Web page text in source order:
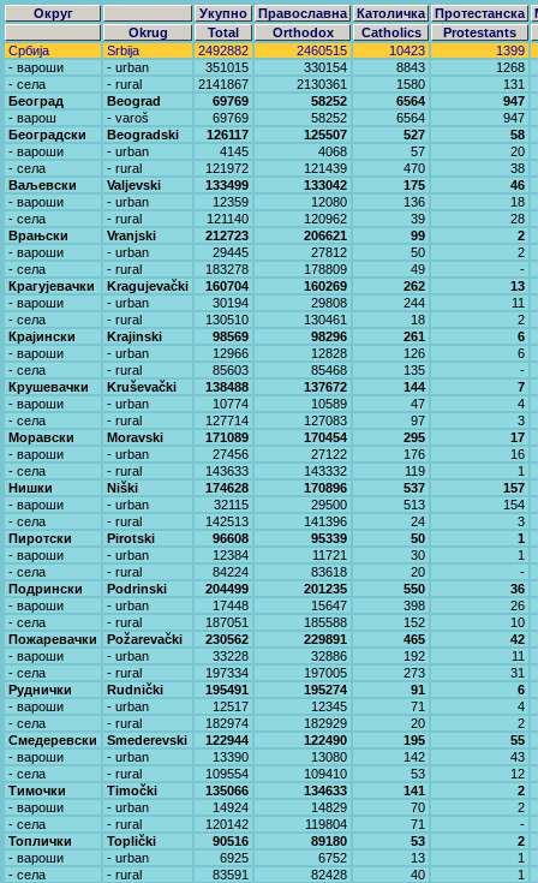
Округ Укупно Православна Католичка Протестанска
Okrug
Total Orthodox Catholics
Protestants
Србија
Srbija 2492882 2460515 10423
1399
- вароши
- urban 351015 330154 8843
1268
- села
- rural 2141867 2130361 1580
131
Београд
Beograd 69769 58252 6564
947
- варош
- varoš 69769 58252 6564
947
Београдски
Beogradski 126117 125507 527
58
- вароши
- urban 4145 4068 57
20
- села
- rural 121972 121439 470
38
Ваљевски
Valjevski 133499 133042 175
46
- вароши
- urban 12359 12080 136
18
- села
- rural 121140 120962 39
28
Врањски
Vranjski 212723 206621 99
2
- вароши
- urban 29445 27812 50
2
- села
- rural 183278 178809 49
-
Крагујевачки
Kragujevački 160704 160269 262
13
- вароши
- urban 30194 29808 244
11
- села
- rural 130510 130461 18
2
Крајински
Krajinski 98569 98296 261
6
- вароши
- urban 12966 12828 126
6
- села
- rural 85603 85468 135
-
Крушевачки
Kruševački 138488 137672 144
7
- вароши
- urban 10774 10589 47
4
- села
- rural 127714 127083 97
3
Моравски
Moravski 171089 170454 295
17
- вароши
- urban 27456 27122 176
16
- села
- rural 143633 143332 119
1
Нишки
Niški 174628 170896 537
157
- вароши
- urban 32115 29500 513
154
- села
- rural 142513 141396 24
3
Пиротски
Pirotski 96608 95339 50
1
- вароши
- urban 12384 11721 30
1
- села
- rural 84224 83618 20
-
Подрински
Podrinski 204499 201235 550
36
- вароши
- urban 17448 15647 398
26
- села
- rural 187051 185588 152
10
Пожаревачки
Požarevački 230562 229891 465
42
- вароши
- urban 33228 32886 192
11
- села
- rural 197334 197005 273
31
Руднички
Rudnički 195491 195274 91
6
- вароши
- urban 12517 12345 71
4
- села
- rural 182974 182929 20
2
Смедеревски
Smederevski 122944 122490 195
55
- вароши
- urban 13390 13080 142
43
- села
- rural 109554 109410 53
12
Тимочки
Timočki 135066 134633 141
2
- вароши
- urban 14924 14829 70
2
- села
- rural 120142 119804 71
-
Топлички
Toplički 90516 89180 53
2
- вароши
- urban 6925 6752 13
1
- села
- rural 83591 82428 40
1